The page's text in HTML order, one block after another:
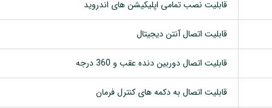
قابلیت نصب تمامی اپلیکیشن های اندروید
قابلیت اتصال آنتن دیجیتال
قابلیت اتصال دوربین دنده عقب و 360 درجه
قابلیت اتصال به دکمه های کنترل فرمان